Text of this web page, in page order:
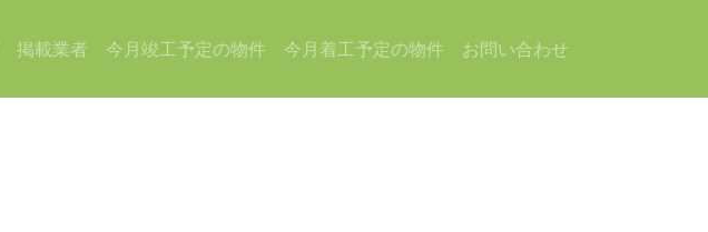
掲載業者 今月竣工予定の物件 今月着工予定の物件 お問い合わせ